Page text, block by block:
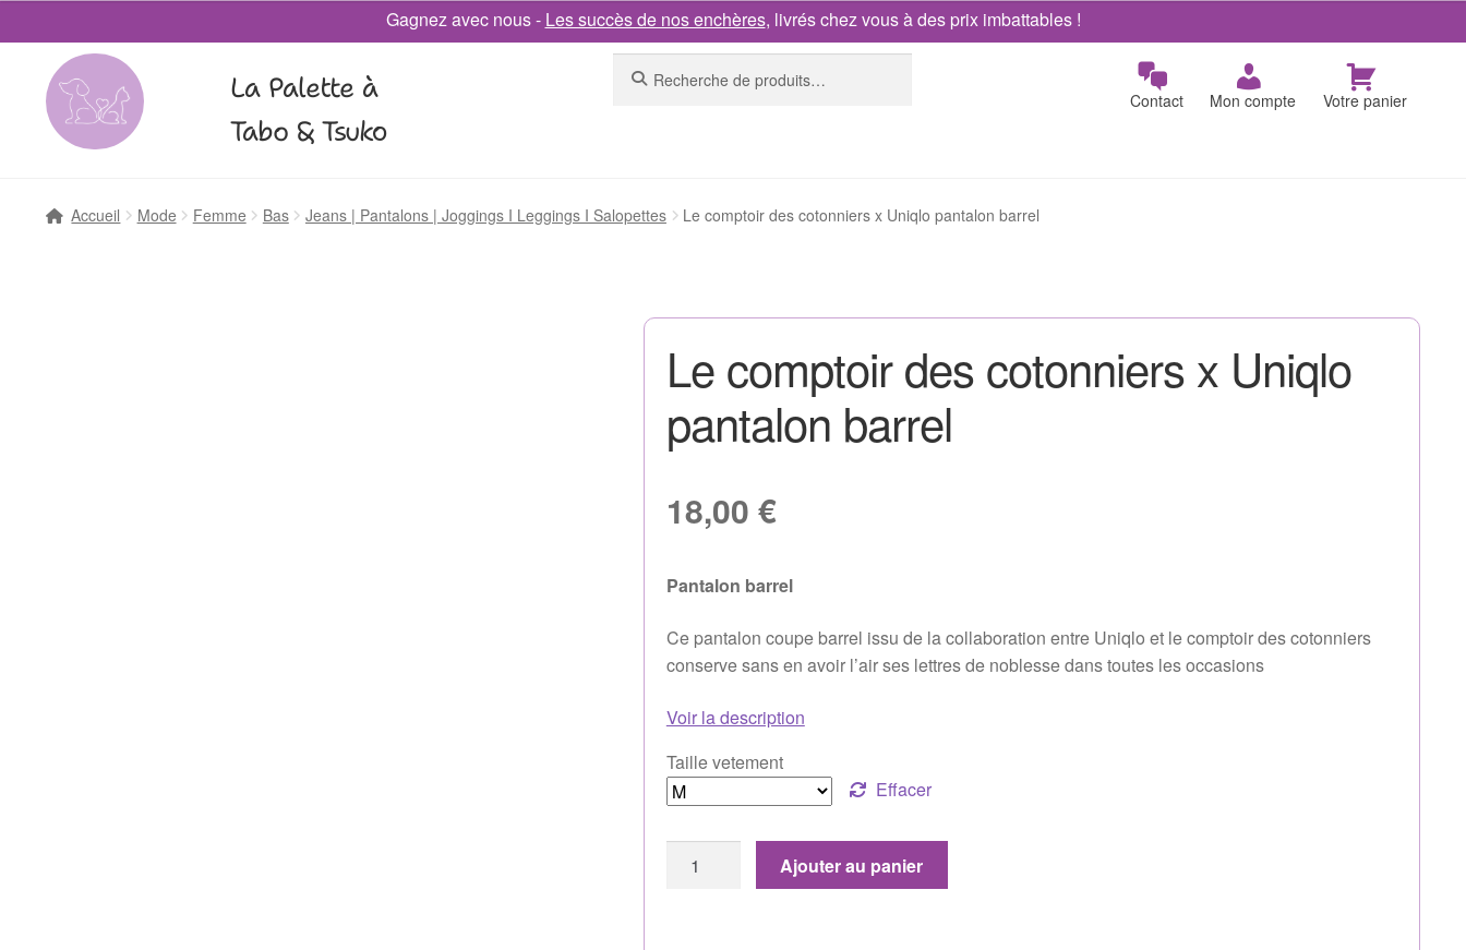
Gagnez avec nous - Les succès de nos enchères, livrés chez vous à des prix imbattables !
La Palette à
Tabo & Tsuko
Contact
Mon compte Votre panier
Accueil Mode Femme Bas Jeans | Pantalons | Joggings I Leggings I Salopettes Le comptoir des cotonniers x Uniqlo pantalon barrel
Le comptoir des cotonniers x Uniqlo
pantalon barrel
18,00 €
Pantalon barrel
Ce pantalon coupe barrel issu de la collaboration entre Uniqlo et le comptoir des cotonniers
conserve sans en avoir l’air ses lettres de noblesse dans toutes les occasions
Voir la description
Taille vetement
Effacer
Ajouter au panier